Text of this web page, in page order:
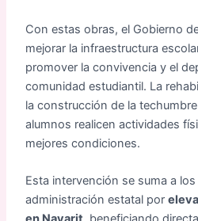
Con estas obras, el Gobierno
mejorar la infraestructura
promover la convivencia y el
comunidad estudiantil. La
la construcción de la
alumnos realicen actividades
mejores condiciones.
Esta intervención se suma a
administración estatal por